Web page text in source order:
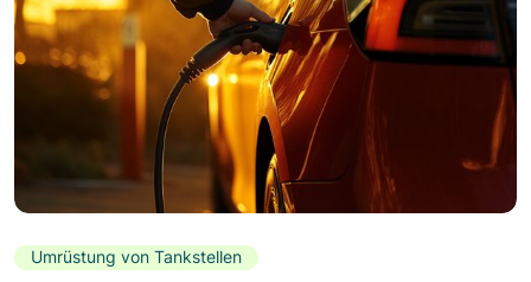
Umrüstung von Tankstellen